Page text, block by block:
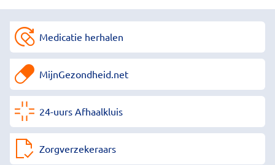
Medicatie herhalen
MijnGezondheid.net
24-uurs Afhaalkluis
Zorgverzekeraars